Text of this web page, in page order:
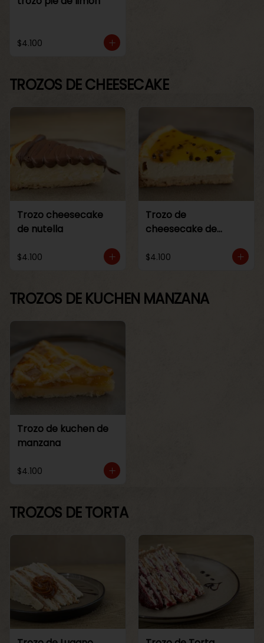
$4.100
TROZOS DE CHEESECAKE
Trozo cheesecake
de nutella
$4.100
Trozo de
cheesecake de
$4.100
TROZOS DE KUCHEN MANZANA
Trozo de kuchen de
manzana
$4.100
TROZOS DE TORTA